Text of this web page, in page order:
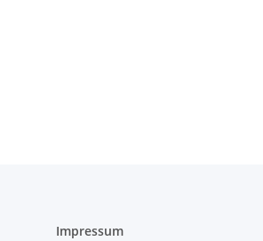
Impressum